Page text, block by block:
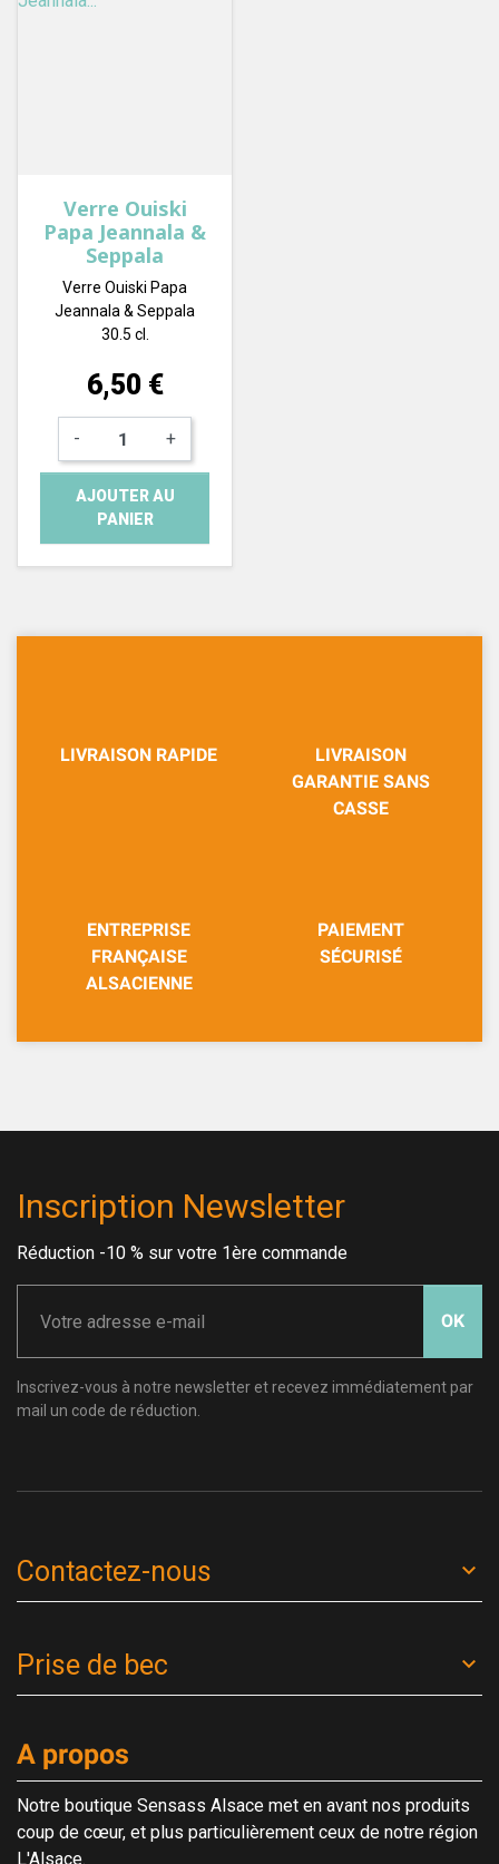
Verre Ouiski
Papa Jeannala &
Seppala
Verre Ouiski Papa
Jeannala & Seppala
30.5 cl.
Prix
6,50 €
- +
AJOUTER AU
PANIER
LIVRAISON RAPIDE
LIVRAISON
GARANTIE SANS
CASSE
ENTREPRISE
FRANÇAISE
ALSACIENNE
PAIEMENT
SÉCURISÉ
Inscription Newsletter
Réduction -10 % sur votre 1ère commande
OK
Inscrivez-vous à notre newsletter et recevez immédiatement par
mail un code de réduction.
Contactez-nous
Prise de bec
A propos
Notre boutique Sensass Alsace met en avant nos produits
coup de cœur, et plus particulièrement ceux de notre région
L'Alsace.